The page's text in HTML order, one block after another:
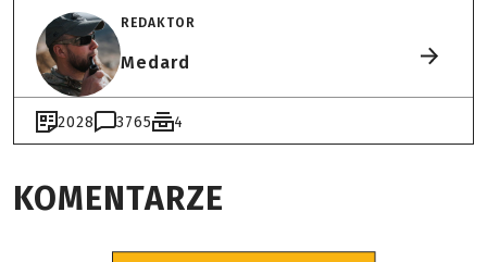
REDAKTOR
Medard
2028 3765 4
KOMENTARZE